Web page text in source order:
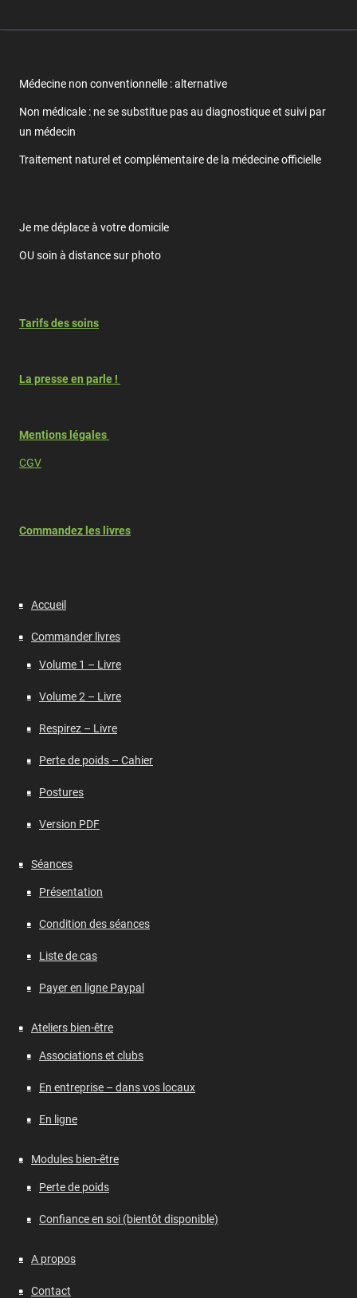
Médecine non conventionnelle : alternative
Non médicale : ne se substitue pas au diagnostique et suivi par
un médecin
Traitement naturel et complémentaire de la médecine officielle
Je me déplace à votre domicile
OU soin à distance sur photo
Tarifs des soins
La presse en parle !
Mentions légales
CGV
Commandez les livres
Accueil
Commander livres
Volume 1 – Livre
Volume 2 – Livre
Respirez – Livre
Perte de poids – Cahier
Postures
Version PDF
Séances
Présentation
Condition des séances
Liste de cas
Payer en ligne Paypal
Ateliers bien-être
Associations et clubs
En entreprise – dans vos locaux
En ligne
Modules bien-être
Perte de poids
Confiance en soi (bientôt disponible)
A propos
Contact